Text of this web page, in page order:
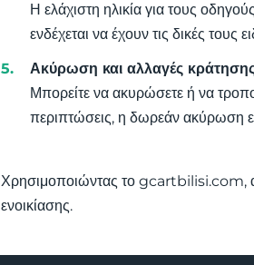
Η ελάχιστη ηλικία για τους
ενδέχεται να έχουν τις δικές τους
Ακύρωση και αλλαγές
Μπορείτε να ακυρώσετε ή να
περιπτώσεις, η δωρεάν ακύρωση
Χρησιμοποιώντας το gcartbilisi.com,
ενοικίασης.